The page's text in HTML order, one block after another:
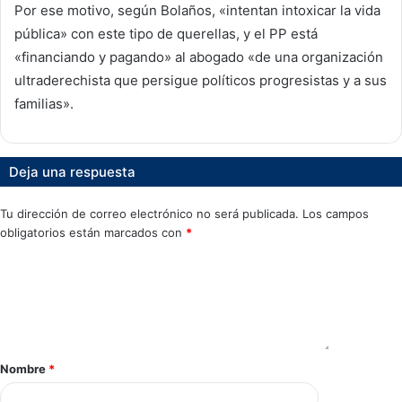
Por ese motivo, según Bolaños, «intentan intoxicar la vida
pública» con este tipo de querellas, y el PP está
«financiando y pagando» al abogado «de una organización
ultraderechista que persigue políticos progresistas y a sus
familias».
Deja una respuesta
Tu dirección de correo electrónico no será publicada. Los campos
obligatorios están marcados con *
Nombre *